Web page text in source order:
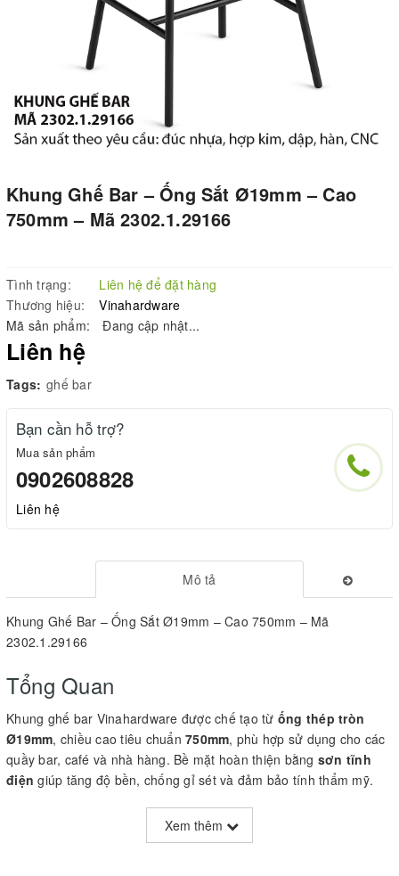
Khung Ghế Bar – Ống Sắt Ø19mm – Cao
750mm – Mã 2302.1.29166
Tình trạng:
Liên hệ để đặt hàng
Thương hiệu:
Vinahardware
Mã sản phẩm:
Đang cập nhật...
Liên hệ
Tags: ghế bar
Bạn cần hỗ trợ?
Mua sản phẩm
0902608828
Liên hệ
Mô tả
Khung Ghế Bar – Ống Sắt Ø19mm – Cao 750mm – Mã
2302.1.29166
Tổng Quan
Khung ghế bar Vinahardware được chế tạo từ ống thép tròn
Ø19mm, chiều cao tiêu chuẩn 750mm, phù hợp sử dụng cho các
quầy bar, café và nhà hàng. Bề mặt hoàn thiện bằng sơn tĩnh
điện giúp tăng độ bền, chống gỉ sét và đảm bảo tính thẩm mỹ.
Thông Số Kỹ ThuậtXem thêm